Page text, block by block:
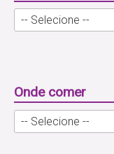
Onde comer